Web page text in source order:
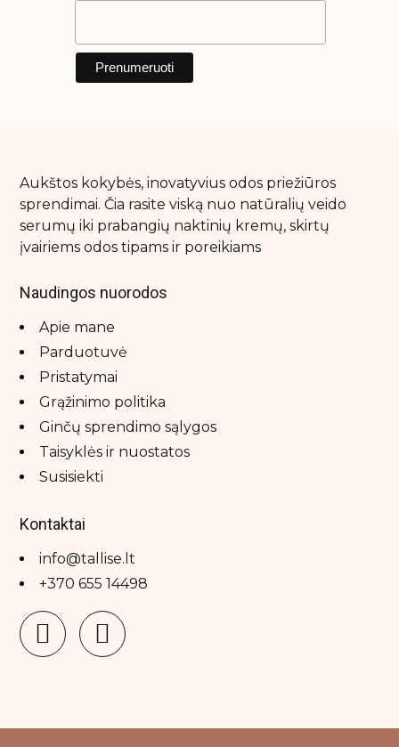
Aukštos kokybės, inovatyvius odos priežiūros
sprendimai. Čia rasite viską nuo natūralių veido
serumų iki prabangių naktinių kremų, skirtų
įvairiems odos tipams ir poreikiams
Naudingos nuorodos
Apie mane
Parduotuvė
Pristatymai
Grąžinimo politika
Ginčų sprendimo sąlygos
Taisyklės ir nuostatos
Susisiekti
Kontaktai
info@tallise.lt
+370 655 14498